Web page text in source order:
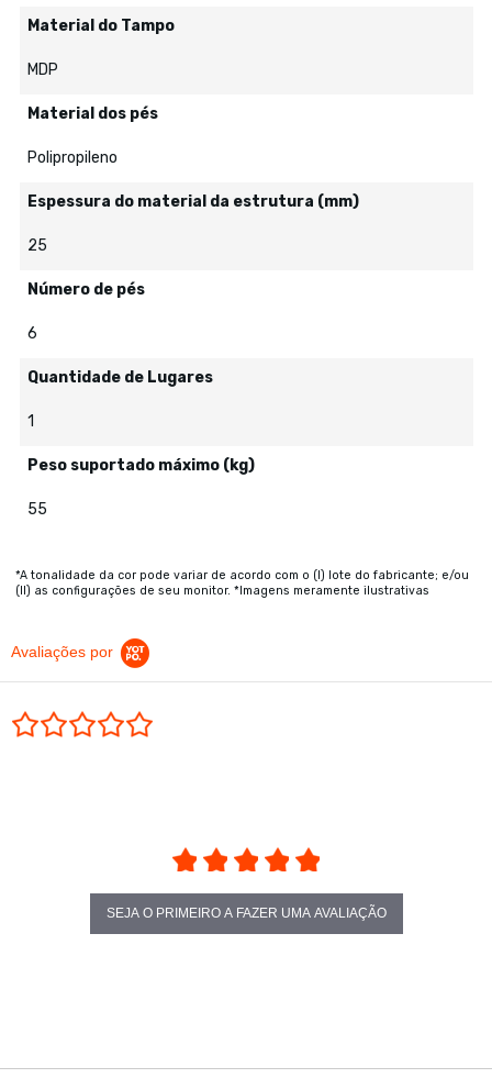
Material do Tampo
MDP
Material dos pés
Polipropileno
Espessura do material da estrutura (mm)
25
Número de pés
6
Quantidade de Lugares
1
Peso suportado máximo (kg)
55
*A tonalidade da cor pode variar de acordo com o (I) lote do fabricante; e/ou
(II) as configurações de seu monitor. *Imagens meramente ilustrativas
Avaliações por
SEJA O PRIMEIRO A FAZER UMA AVALIAÇÃO